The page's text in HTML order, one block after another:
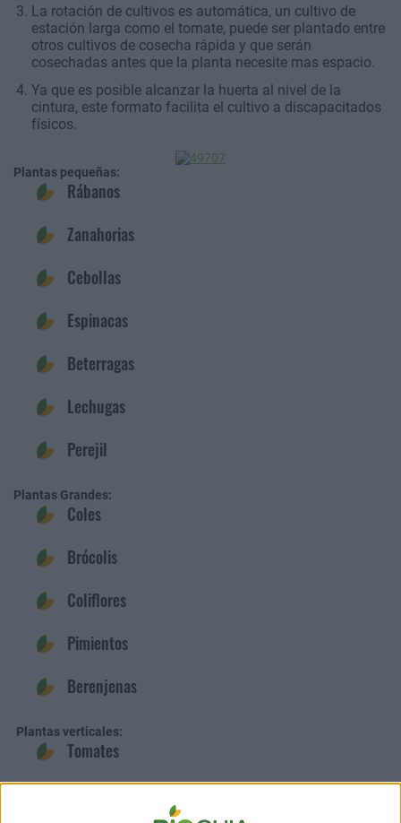
La rotación de cultivos es automática, un cultivo de
estación larga como el tomate, puede ser plantado entre
otros cultivos de cosecha rápida y que serán
cosechadas antes que la planta necesite mas espacio.
Ya que es posible alcanzar la huerta al nivel de la
cintura, este formato facilita el cultivo a discapacitados
físicos.
Plantas pequeñas:
Rábanos
Zanahorias
Cebollas
Espinacas
Beterragas
Lechugas
Perejil
Plantas Grandes:
Coles
Brócolis
Coliflores
Pimientos
Berenjenas
Plantas verticales:
Tomates